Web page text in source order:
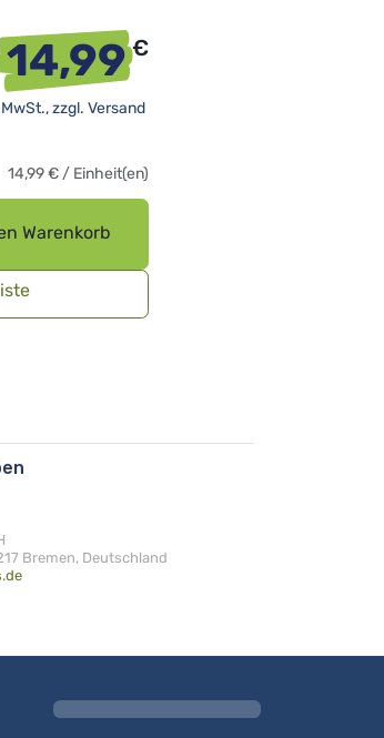
Warenkorb
14,99€
zzgl. Versand
14,99€/ Einheit(en)
Bremen, Deutschland